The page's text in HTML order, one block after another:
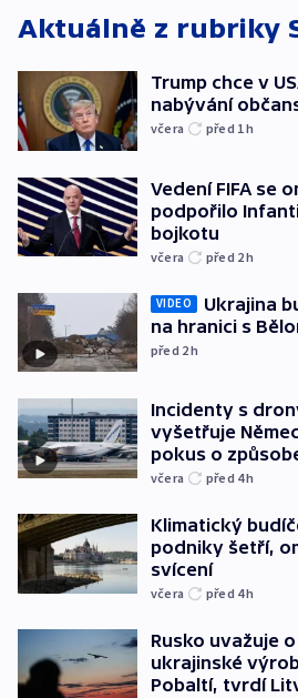
Aktuálně z rubriky
Trump chce v
nabývání
včera před 1h
Vedení FIFA se
podpořilo
bojkotu
včera před 2h
VIDEO
Ukrajina
na hranici s
před 2h
Incidenty s
vyšetřuje
pokus o
včera před 4h
Klimatický
podniky šetří,
svícení
včera před 4h
Rusko uvažuje
ukrajinské
Pobaltí, tvrdí